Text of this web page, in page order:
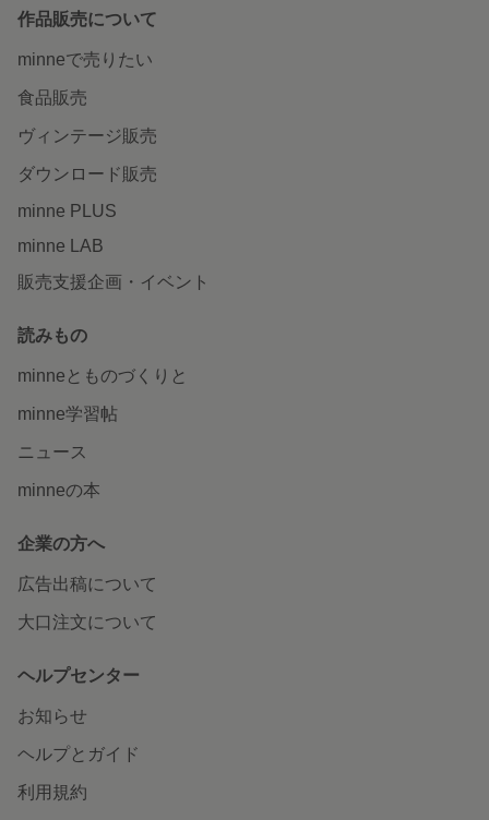
作品販売について
minneで売りたい
食品販売
ヴィンテージ販売
ダウンロード販売
minne PLUS
minne LAB
販売支援企画・イベント
読みもの
minneとものづくりと
minne学習帖
ニュース
minneの本
企業の方へ
広告出稿について
大口注文について
ヘルプセンター
お知らせ
ヘルプとガイド
利用規約